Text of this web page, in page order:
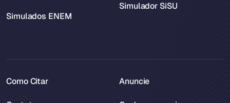
Simulados ENEM
Simulador SiSU
Como Citar Anuncie